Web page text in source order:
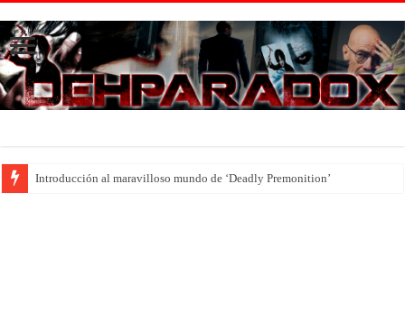
Introducción al maravilloso mundo de ‘Deadly Premonition’